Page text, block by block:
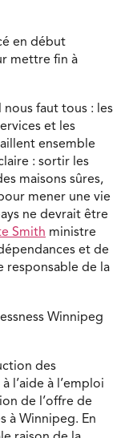
en début
mettre fin à
nous faut tous : les
et les
ensemble
: sortir les
maisons sûres,
mener une vie
ne devrait être
Smith ministre
et de
responsable de la
Winnipeg
des
l’aide à l’emploi
de l’offre de
à Winnipeg. En